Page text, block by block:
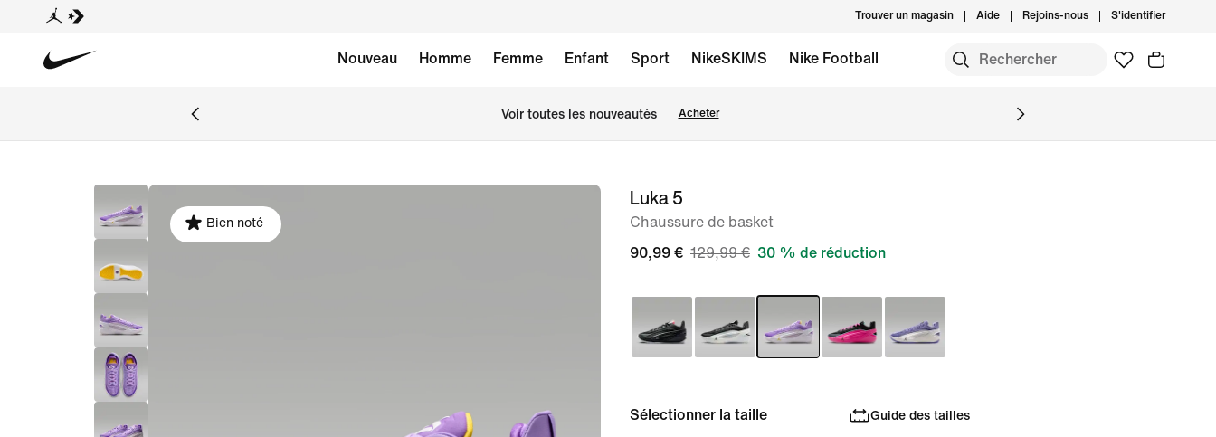
Trouver un magasin Aide Rejoins-nous S'identifier
Nouveau Homme Femme Enfant Sport NikeSKIMS Nike Football
Voir toutes les nouveautés Acheter
image 1
Bien noté
Luka 5
Chaussure de basket
90,99 € 129,99 € 30 % de réduction
Sélectionner la taille Guide des tailles